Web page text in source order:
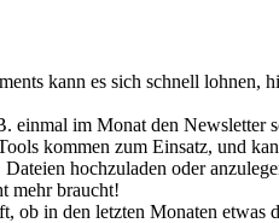
kann es sich schnell lohnen,
im Monat den Newsletter
kommen zum Einsatz, und
hochzuladen oder
mehr braucht!
in den letzten Monaten etwas